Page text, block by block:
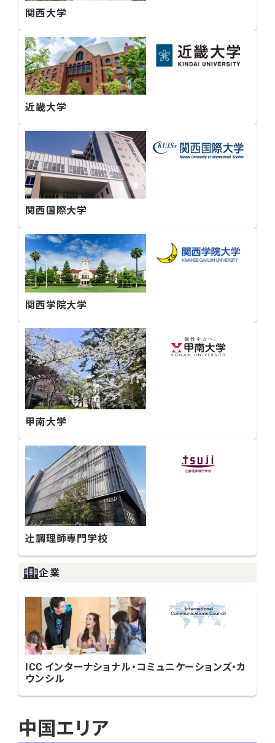
関西大学
近畿大学
関西国際大学
関西学院大学
甲南大学
辻󠄀調理師専門学校
企業
ICC インターナショナル・コミュニケーションズ・カ
ウンシル
中国エリア